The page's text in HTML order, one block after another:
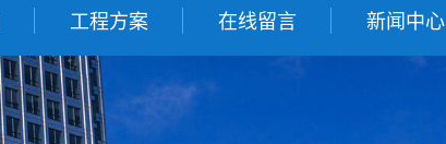
工程方案 在线留言 新闻中心